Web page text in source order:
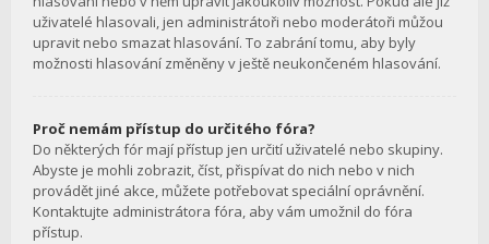
uživatelé hlasovali, jen administrátoři nebo moderátoři můžou
upravit nebo smazat hlasování. To zabrání tomu, aby byly
možnosti hlasování změněny v ještě neukončeném hlasování.
Proč nemám přístup do určitého fóra?
Do některých fór mají přístup jen určití uživatelé nebo skupiny.
Abyste je mohli zobrazit, číst, přispívat do nich nebo v nich
provádět jiné akce, můžete potřebovat speciální oprávnění.
Kontaktujte administrátora fóra, aby vám umožnil do fóra
přístup.